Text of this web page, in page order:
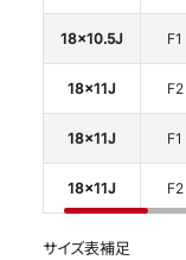
18x10.5J F1
18x11J F2
18x11J F1
18x11J F2
サイズ表補足